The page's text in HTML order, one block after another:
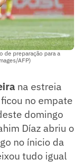
de preparação para a
AFP)
na estreia
no empate
domingo
Díaz abriu o
no ínicio da
tudo igual